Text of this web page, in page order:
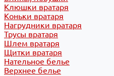
Клюшки вратаря
Коньки вратаря
Нагрудники вратаря
Трусы вратаря
Шлем вратаря
Щитки вратаря
Нательное белье
Верхнее белье